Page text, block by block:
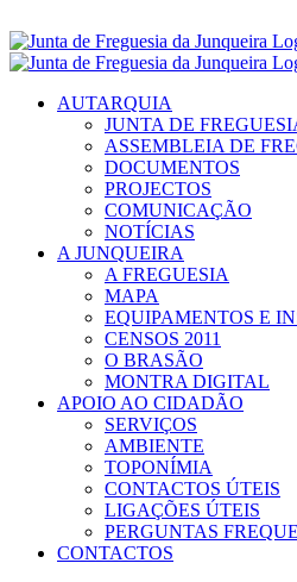
to
content
Facebook
Instagram
YouTube
AUTARQUIA
JUNTA DE
ASSEMBLEIA DE
DOCUMENTOS
PROJECTOS
COMUNICAÇÃO
NOTÍCIAS
A JUNQUEIRA
A FREGUESIA
MAPA
EQUIPAMENTOS E
CENSOS 2011
O BRASÃO
MONTRA DIGITAL
APOIO AO CIDADÃO
SERVIÇOS
AMBIENTE
TOPONÍMIA
CONTACTOS ÚTEIS
LIGAÇÕES ÚTEIS
PERGUNTAS
CONTACTOS